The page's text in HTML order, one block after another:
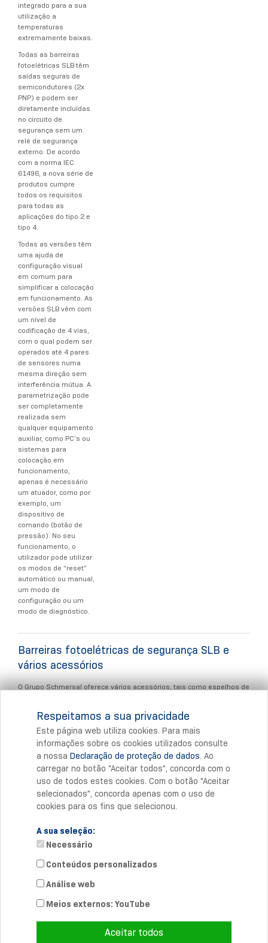
integrado para a sua
utilização a
temperaturas
extremamente baixas.
Todas as barreiras
fotoelétricas SLB têm
saídas seguras de
semicondutores (2x
PNP) e podem ser
diretamente incluídas
no circuito de
segurança sem um
relé de segurança
externo. De acordo
com a norma IEC
61496, a nova série de
produtos cumpre
todos os requisitos
para todas as
aplicações do tipo 2 e
tipo 4.
Todas as versões têm
uma ajuda de
configuração visual
em comum para
simplificar a colocação
em funcionamento. As
versões SLB vêm com
um nível de
codificação de 4 vias,
com o qual podem ser
operados até 4 pares
de sensores numa
mesma direção sem
interferência mútua. A
parametrização pode
ser completamente
realizada sem
qualquer equipamento
auxiliar, como PC’s ou
sistemas para
colocação em
funcionamento,
apenas é necessário
um atuador, como por
exemplo, um
dispositivo de
comando (botão de
pressão). No seu
funcionamento, o
utilizador pode utilizar
os modos de “reset”
automático ou manual,
um modo de
configuração ou um
modo de diagnóstico.
Barreiras fotoelétricas de segurança SLB e
vários acessórios
O Grupo Schmersal oferece vários acessórios, tais como espelhos de
optoelectrónicos de segurança.
Imprimir
Contacto diretoe
Telefone: +351 308 800 933
Respeitamos a sua privacidade
Este página web utiliza cookies. Para mais
informações sobre os cookies utilizados consulte
a nossa Declaração de proteção de dados. Ao
carregar no botão "Aceitar todos", concorda com o
uso de todos estes cookies. Com o botão "Aceitar
selecionados", concorda apenas com o uso de
cookies para os fins que selecionou.
A sua seleção:
Necessário
Conteúdos personalizados
Análise web
Meios externos: YouTube
Aceitar todos